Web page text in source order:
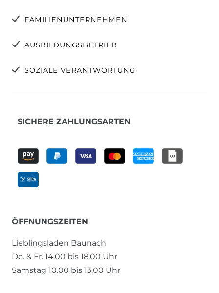
FAMILIENUNTERNEHMEN
AUSBILDUNGSBETRIEB
SOZIALE VERANTWORTUNG
SICHERE ZAHLUNGSARTEN
ÖFFNUNGSZEITEN
Lieblingsladen Baunach
Do. & Fr. 14.00 bis 18.00 Uhr
Samstag 10.00 bis 13.00 Uhr